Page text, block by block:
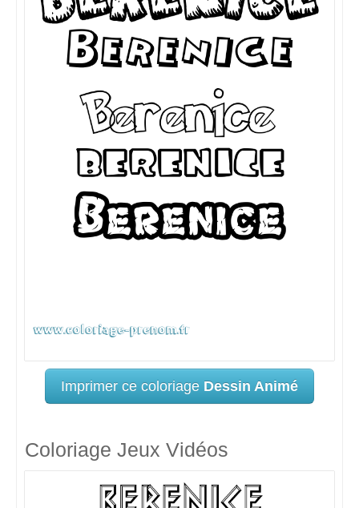
Imprimer ce coloriage Dessin Animé
Coloriage Jeux Vidéos